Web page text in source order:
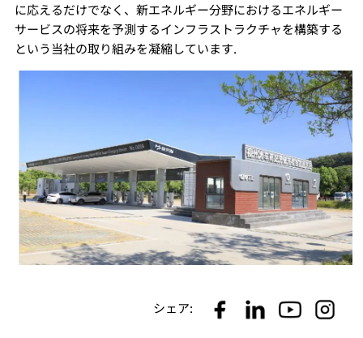
に応えるだけでなく、新エネルギー分野におけるエネルギー
サービスの将来を予測するインフラストラクチャを構築する
という当社の取り組みを凝縮しています.
シェア: